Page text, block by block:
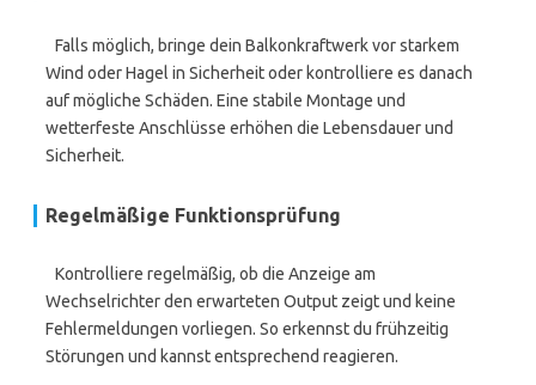
Falls möglich, bringe dein Balkonkraftwerk vor starkem
Wind oder Hagel in Sicherheit oder kontrolliere es danach
auf mögliche Schäden. Eine stabile Montage und
wetterfeste Anschlüsse erhöhen die Lebensdauer und
Sicherheit.
Regelmäßige Funktionsprüfung
Kontrolliere regelmäßig, ob die Anzeige am
Wechselrichter den erwarteten Output zeigt und keine
Fehlermeldungen vorliegen. So erkennst du frühzeitig
Störungen und kannst entsprechend reagieren.